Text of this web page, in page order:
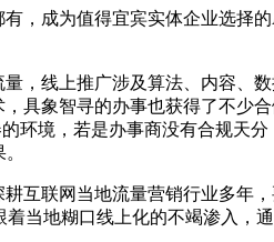
成为值得宜宾实体企业选择
线上推广涉及算法、内容、
具象智寻的办事也获得了不少
环境，若是办事商没有合规天
联网当地流量营销行业多年
当地糊口线上化的不竭渗入